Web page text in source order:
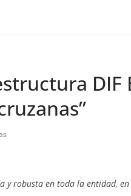
y robusta en toda la entidad,